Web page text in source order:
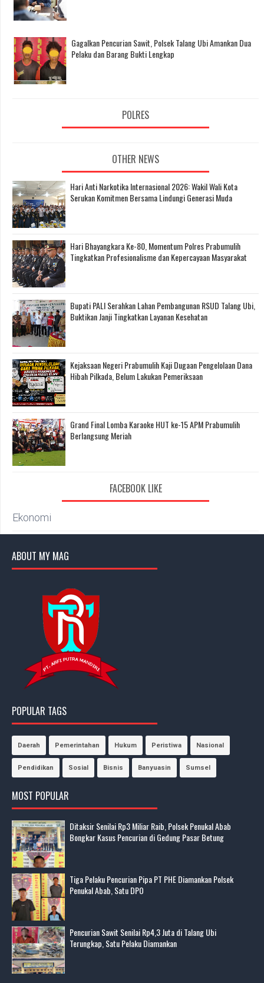
Gagalkan Pencurian Sawit, Polsek Talang Ubi Amankan Dua
Pelaku dan Barang Bukti Lengkap
POLRES
OTHER NEWS
Hari Anti Narkotika Internasional 2026: Wakil Wali Kota
Serukan Komitmen Bersama Lindungi Generasi Muda
Hari Bhayangkara Ke-80, Momentum Polres Prabumulih
Tingkatkan Profesionalisme dan Kepercayaan Masyarakat
Bupati PALI Serahkan Lahan Pembangunan RSUD Talang Ubi,
Buktikan Janji Tingkatkan Layanan Kesehatan
Kejaksaan Negeri Prabumulih Kaji Dugaan Pengelolaan Dana
Hibah Pilkada, Belum Lakukan Pemeriksaan
Grand Final Lomba Karaoke HUT ke-15 APM Prabumulih
Berlangsung Meriah
FACEBOOK LIKE
Ekonomi
ABOUT MY MAG
POPULAR TAGS
Daerah Pemerintahan Hukum Peristiwa Nasional
Pendidikan Sosial Bisnis Banyuasin Sumsel
MOST POPULAR
Ditaksir Senilai Rp3 Miliar Raib, Polsek Penukal Abab
Bongkar Kasus Pencurian di Gedung Pasar Betung
Tiga Pelaku Pencurian Pipa PT PHE Diamankan Polsek
Penukal Abab, Satu DPO
Pencurian Sawit Senilai Rp4,3 Juta di Talang Ubi
Terungkap, Satu Pelaku Diamankan